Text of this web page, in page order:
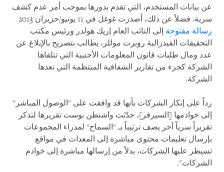
عن بيانات المستخدم، التي تقدم بدورها بموجب أمر عدم كشف
سرية. فضلاً عن ذلك، أصدرت غوغل في 11 يونيو/حزيران 2013
رسالة مفتوحة إلى النائب العام إريك هولدر ورئيس مكتب
التحقيقات الفيدرالية روبرت موللر، يطالب بتصريح بالإبلاغ عن
عدد ومال طلبات قانون المعلومات الأجنبية التي تتلقاها
الشركة كجزء من تقارير الشفافية المنتظمة التي تعدها
الشركة.
رداً على إنكار الشركات بأنها قد وافقت على "الوصول المباشر"
إلى خوادمها [السيرفر]، حدّثت واشنطن بوست تقريرها لتذكر
تقريراً سرياً آخر يصف ترتيباً بـ "السماح" لمدراء المجموعات
بإرسال تعليمات محتوى مباشرة إلى المعدات في مواقع
تسيطر عليها الشركات، بدلاً من إرسالها مباشرة إلى خوادم
الشركات".